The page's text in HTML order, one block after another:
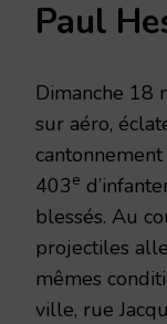
Paul
Dimanche 18
sur aéro,
403e
blessés. Au
projectiles
mêmes
ville, rue